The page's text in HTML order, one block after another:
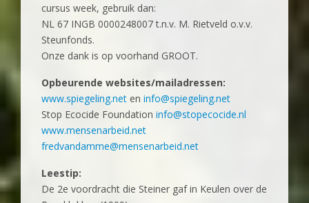
cursus week, gebruik dan:
NL 67 INGB 0000248007 t.n.v. M. Rietveld o.v.v.
Steunfonds.
Onze dank is op voorhand GROOT.
Opbeurende websites/mailadressen:
www.spiegeling.net en info@spiegeling.net
Stop Ecocide Foundation info@stopecocide.nl
www.mensenarbeid.net
fredvandamme@mensenarbeid.net
Leestip:
De 2e voordracht die Steiner gaf in Keulen over de